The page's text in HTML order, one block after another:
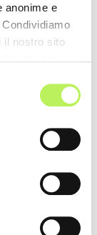
anonime e
il nostro sito
loro o